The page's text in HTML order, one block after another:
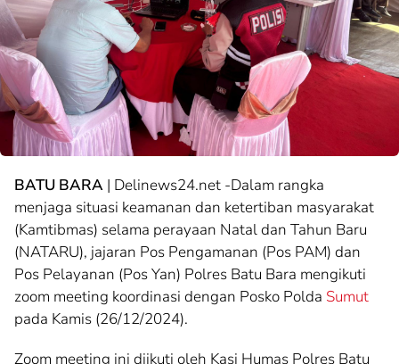
BATU BARA | Delinews24.net -Dalam rangka
menjaga situasi keamanan dan ketertiban masyarakat
(Kamtibmas) selama perayaan Natal dan Tahun Baru
(NATARU), jajaran Pos Pengamanan (Pos PAM) dan
Pos Pelayanan (Pos Yan) Polres Batu Bara mengikuti
zoom meeting koordinasi dengan Posko Polda Sumut
pada Kamis (26/12/2024).
Zoom meeting ini diikuti oleh Kasi Humas Polres Batu